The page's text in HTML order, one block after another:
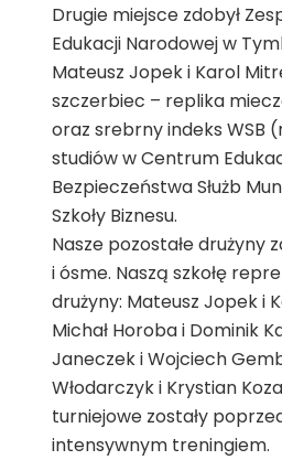
Drugie miejsce zdobył
Edukacji Narodowej w
Mateusz Jopek i Karol
szczerbiec – replika
oraz srebrny indeks WSB
studiów w Centrum
Bezpieczeństwa Służb
Szkoły Biznesu.
Nasze pozostałe drużyny
i ósme. Naszą szkołę
drużyny: Mateusz Jopek i
Michał Horoba i Dominik
Janeczek i Wojciech
Włodarczyk i Krystian
turniejowe zostały
intensywnym treningiem.